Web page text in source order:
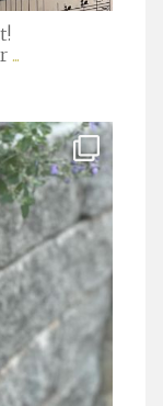
...